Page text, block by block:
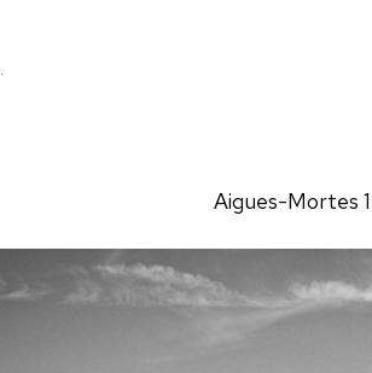
.
Aigues-Mortes 1